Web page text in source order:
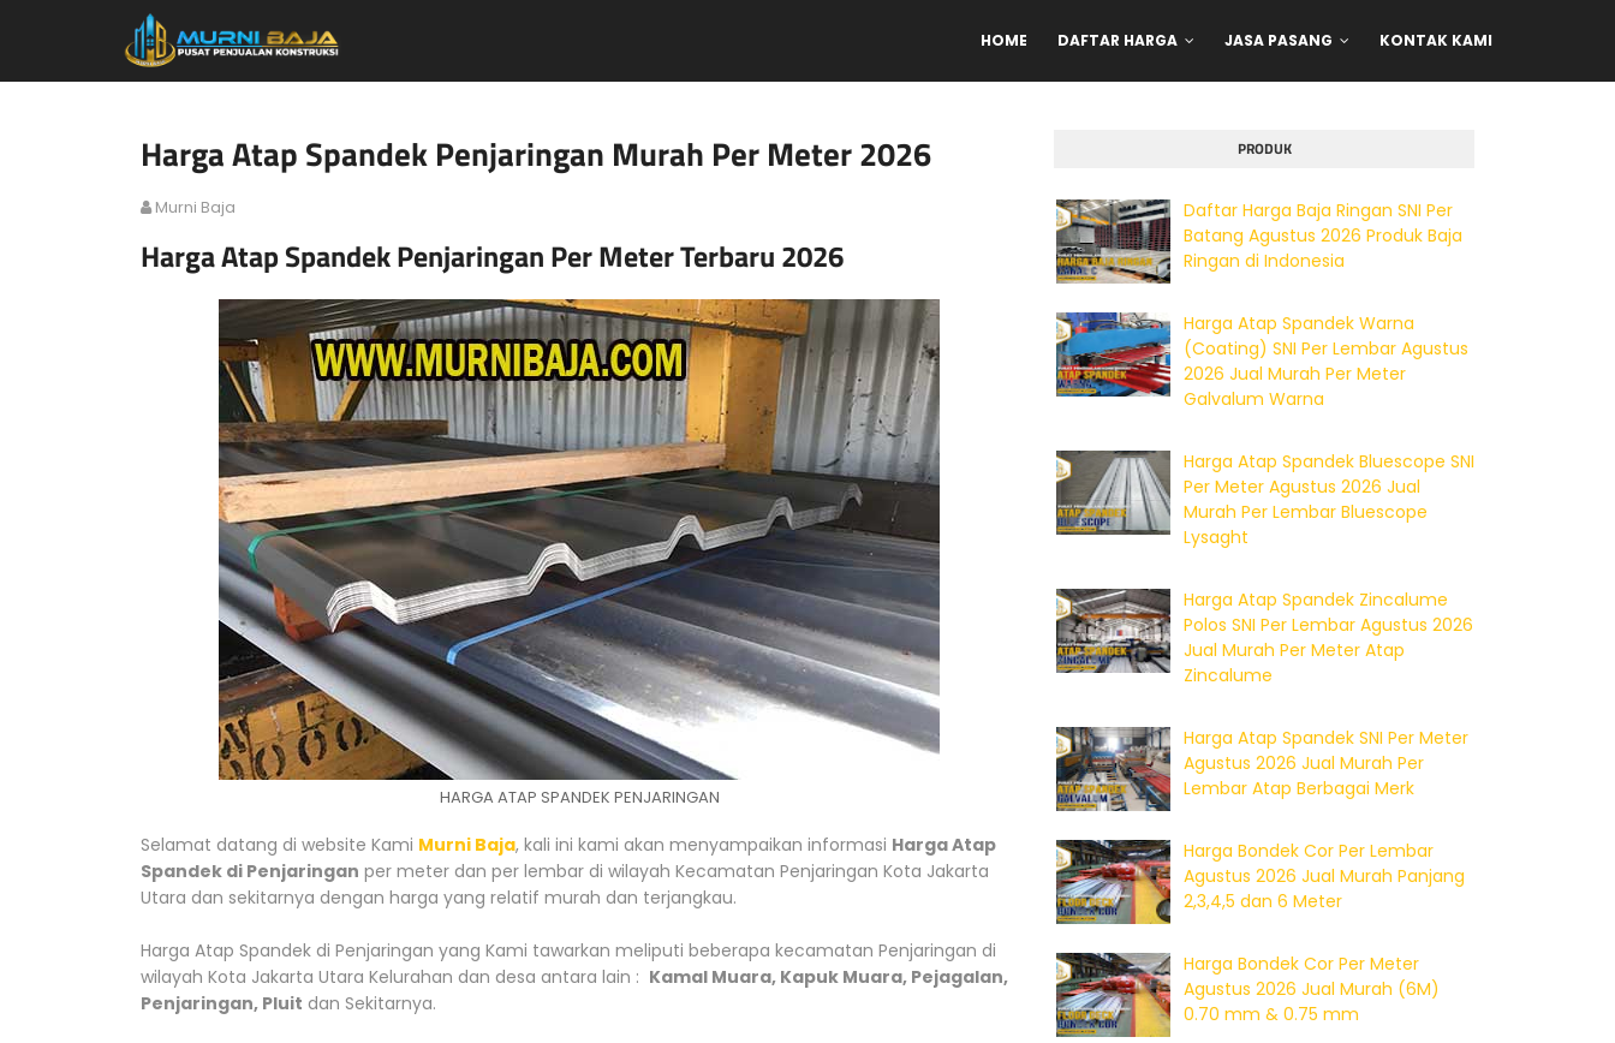
HOME DAFTAR HARGA JASA PASANG KONTAK KAMI
Harga Atap Spandek Penjaringan Murah Per Meter 2026
Murni Baja
Harga Atap Spandek Penjaringan Per Meter Terbaru 2026
HARGA ATAP SPANDEK PENJARINGAN
Selamat datang di website Kami Murni Baja, kali ini kami akan menyampaikan informasi Harga Atap
Spandek di Penjaringan per meter dan per lembar di wilayah Kecamatan Penjaringan Kota Jakarta
Utara dan sekitarnya dengan harga yang relatif murah dan terjangkau.
Harga Atap Spandek di Penjaringan yang Kami tawarkan meliputi beberapa kecamatan Penjaringan di
wilayah Kota Jakarta Utara Kelurahan dan desa antara lain : Kamal Muara, Kapuk Muara, Pejagalan,
Penjaringan, Pluit dan Sekitarnya.
PRODUK
Daftar Harga Baja Ringan SNI Per
Batang Agustus 2026 Produk Baja
Ringan di Indonesia
Harga Atap Spandek Warna
(Coating) SNI Per Lembar Agustus
2026 Jual Murah Per Meter
Galvalum Warna
Harga Atap Spandek Bluescope SNI
Per Meter Agustus 2026 Jual
Murah Per Lembar Bluescope
Lysaght
Harga Atap Spandek Zincalume
Polos SNI Per Lembar Agustus 2026
Jual Murah Per Meter Atap
Zincalume
Harga Atap Spandek SNI Per Meter
Agustus 2026 Jual Murah Per
Lembar Atap Berbagai Merk
Harga Bondek Cor Per Lembar
Agustus 2026 Jual Murah Panjang
2,3,4,5 dan 6 Meter
Harga Bondek Cor Per Meter
Agustus 2026 Jual Murah (6M)
0.70 mm & 0.75 mm